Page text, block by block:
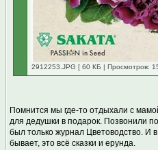
2912253.JPG [ 60 КБ | Просмотров:
Помнится мы где-то отдыхали с
для дедушки в подарок. Позвонили
был только журнал Цветоводство. И
бывает, это всё сказки и ерунда.